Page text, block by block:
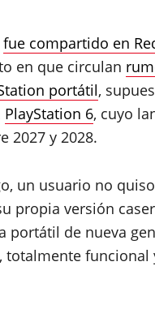
fue compartido en
en que circulan
portátil,
PlayStation 6, cuyo
2027 y 2028.
un usuario no
propia versión
portátil de nueva
totalmente funcional